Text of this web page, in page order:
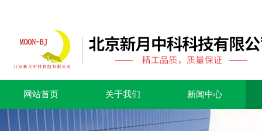
网站首页 关于我们 新闻中心